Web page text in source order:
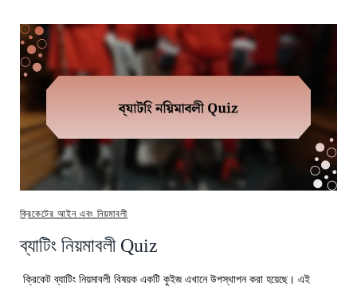
ক্রিকেটের আইন এবং নিয়মাবলী
ব্যাটিং নিয়মাবলী Quiz
ক্রিকেট ব্যাটিং নিয়মাবলী বিষয়ক একটি কুইজ এখানে উপস্থাপন করা হয়েছে। এই